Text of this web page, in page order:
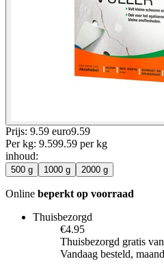
Prijs: 9.59 euro9.59
Per kg: 9.599.59 per kg
inhoud:
500 g 1000 g 2000 g
Online beperkt op voorraad
Thuisbezorgd
€4.95
Thuisbezorgd gratis
Vandaag besteld,